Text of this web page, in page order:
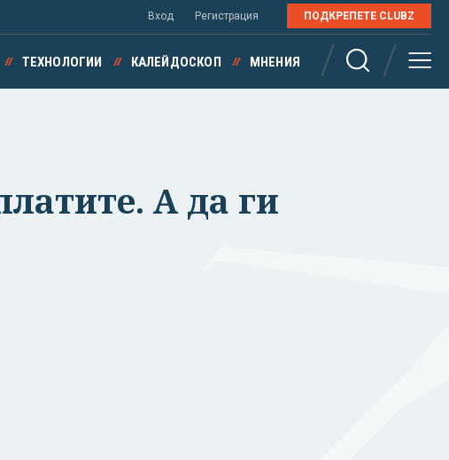
Вход Регистрация ПОДКРЕПЕТЕ CLUBZ
ТЕХНОЛОГИИ КАЛЕЙДОСКОП МНЕНИЯ
А да ги